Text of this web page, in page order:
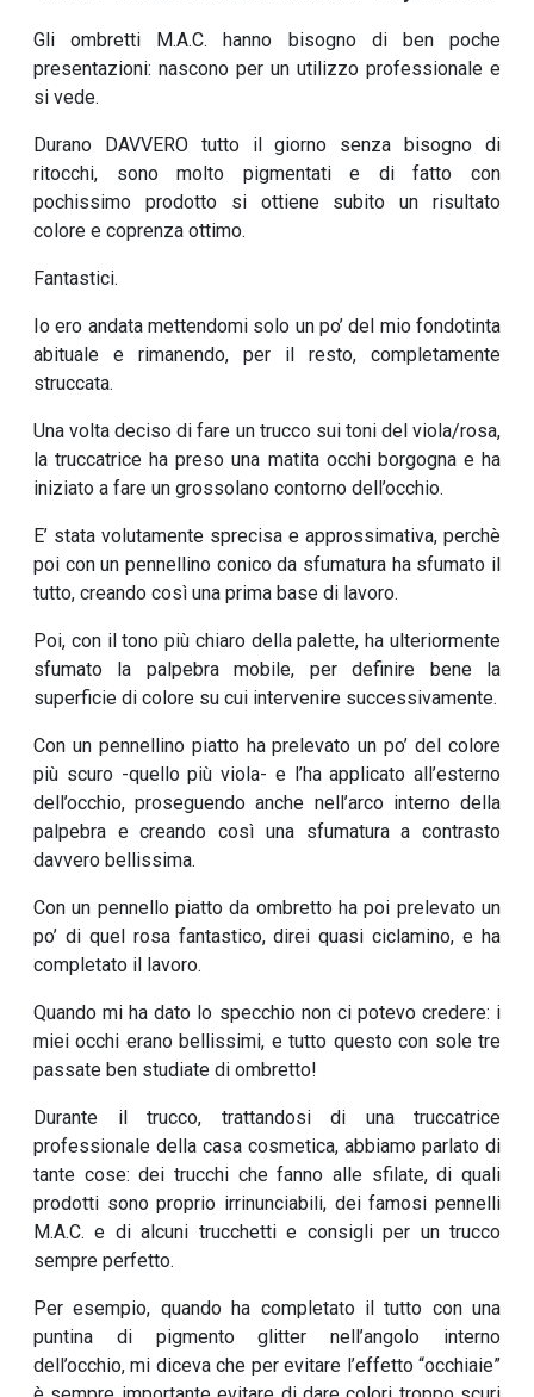
Gli ombretti M.A.C. hanno bisogno di ben poche
presentazioni: nascono per un utilizzo professionale e
si vede.
Durano DAVVERO tutto il giorno senza bisogno di
ritocchi, sono molto pigmentati e di fatto con
pochissimo prodotto si ottiene subito un risultato
colore e coprenza ottimo.
Fantastici.
Io ero andata mettendomi solo un po’ del mio fondotinta
abituale e rimanendo, per il resto, completamente
struccata.
Una volta deciso di fare un trucco sui toni del viola/rosa,
la truccatrice ha preso una matita occhi borgogna e ha
iniziato a fare un grossolano contorno dell’occhio.
E’ stata volutamente sprecisa e approssimativa, perchè
poi con un pennellino conico da sfumatura ha sfumato il
tutto, creando così una prima base di lavoro.
Poi, con il tono più chiaro della palette, ha ulteriormente
sfumato la palpebra mobile, per definire bene la
superficie di colore su cui intervenire successivamente.
Con un pennellino piatto ha prelevato un po’ del colore
più scuro -quello più viola- e l’ha applicato all’esterno
dell’occhio, proseguendo anche nell’arco interno della
palpebra e creando così una sfumatura a contrasto
davvero bellissima.
Con un pennello piatto da ombretto ha poi prelevato un
po’ di quel rosa fantastico, direi quasi ciclamino, e ha
completato il lavoro.
Quando mi ha dato lo specchio non ci potevo credere: i
miei occhi erano bellissimi, e tutto questo con sole tre
passate ben studiate di ombretto!
Durante il trucco, trattandosi di una truccatrice
professionale della casa cosmetica, abbiamo parlato di
tante cose: dei trucchi che fanno alle sfilate, di quali
prodotti sono proprio irrinunciabili, dei famosi pennelli
M.A.C. e di alcuni trucchetti e consigli per un trucco
sempre perfetto.
Per esempio, quando ha completato il tutto con una
puntina di pigmento glitter nell’angolo interno
dell’occhio, mi diceva che per evitare l’effetto “occhiaie”